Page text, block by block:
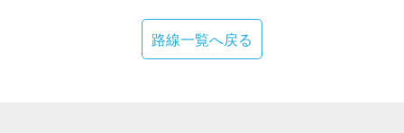
路線一覧へ戻る